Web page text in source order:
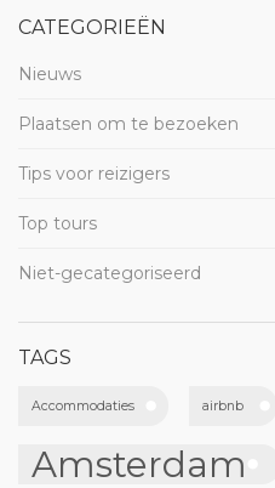
CATEGORIEËN
Nieuws
Plaatsen om te bezoeken
Tips voor reizigers
Top tours
Niet-gecategoriseerd
TAGS
Accommodaties airbnb
Amsterdam